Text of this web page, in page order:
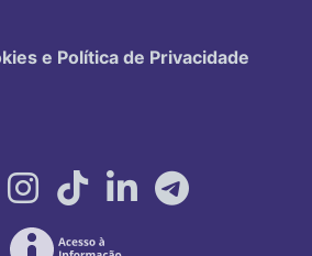
e Política de Privacidade